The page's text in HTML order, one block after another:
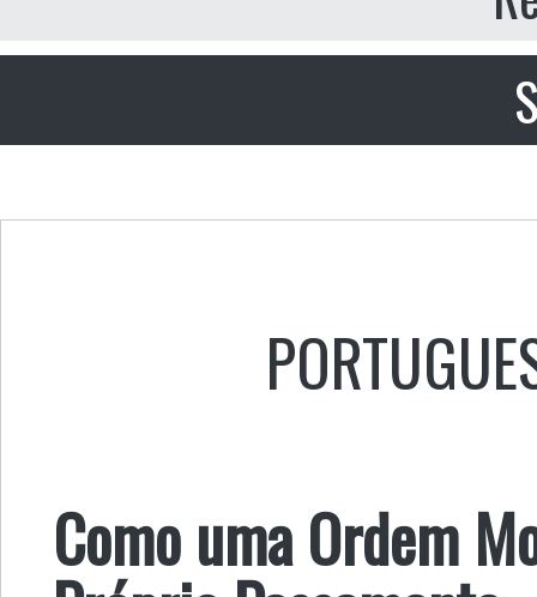
Como uma Ordem